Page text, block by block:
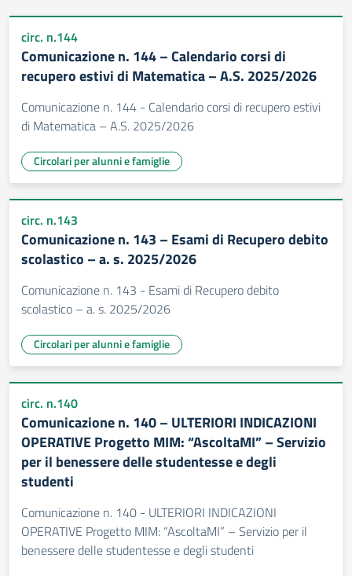
circ. n.144
Comunicazione n. 144 – Calendario corsi di
recupero estivi di Matematica – A.S. 2025/2026
Comunicazione n. 144 - Calendario corsi di recupero estivi
di Matematica – A.S. 2025/2026
Circolari per alunni e famiglie
circ. n.143
Comunicazione n. 143 – Esami di Recupero debito
scolastico – a. s. 2025/2026
Comunicazione n. 143 - Esami di Recupero debito
scolastico – a. s. 2025/2026
Circolari per alunni e famiglie
circ. n.140
Comunicazione n. 140 – ULTERIORI INDICAZIONI
OPERATIVE Progetto MIM: “AscoltaMI” – Servizio
per il benessere delle studentesse e degli
studenti
Comunicazione n. 140 - ULTERIORI INDICAZIONI
OPERATIVE Progetto MIM: “AscoltaMI” – Servizio per il
benessere delle studentesse e degli studenti